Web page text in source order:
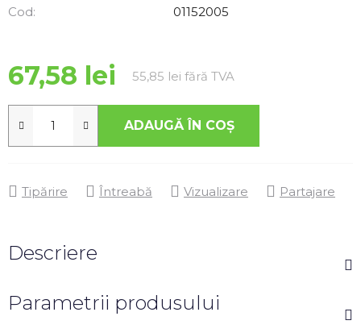
Cod:
01152005
67,58 lei 55,85 lei fără TVA
ADAUGĂ ÎN COŞ
Tipărire Întreabă Vizualizare Partajare
Descriere
Parametrii produsului